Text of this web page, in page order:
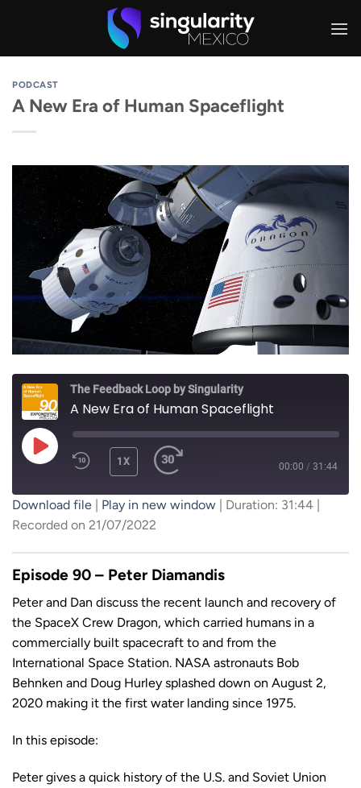
PODCAST
A New Era of Human Spaceflight
The Feedback Loop by Singularity
A New Era of Human Spaceflight
PLAY 1X 00:00 / 31:44
SUBSCRIBE SHARE
RSS FEED
SHARE
LINK
EMBED
Download file | Play in new window | Duration: 31:44 |
Recorded on 21/07/2022
Episode 90 – Peter Diamandis
Peter and Dan discuss the recent launch and recovery of
the SpaceX Crew Dragon, which carried humans in a
commercially built spacecraft to and from the
International Space Station. NASA astronauts Bob
Behnken and Doug Hurley splashed down on August 2,
2020 making it the first water landing since 1975.
In this episode:
Peter gives a quick history of the U.S. and Soviet Union